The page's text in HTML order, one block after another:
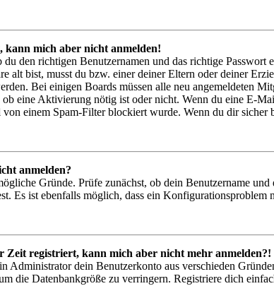
kann mich aber nicht anmelden!
du den richtigen Benutzernamen und das richtige
alt bist, musst du bzw. einer deiner Eltern oder deiner
Bei einigen Boards müssen alle neu angemeldeten
eine Aktivierung nötig ist oder nicht. Wenn du eine E-
einem Spam-Filter blockiert wurde. Wenn du dir
anmelden?
Gründe. Prüfe zunächst, ob dein Benutzername
Es ist ebenfalls möglich, dass ein
Zeit registriert, kann mich aber nicht mehr anmelden?!
Administrator dein Benutzerkonto aus verschieden
die Datenbankgröße zu verringern. Registriere dich